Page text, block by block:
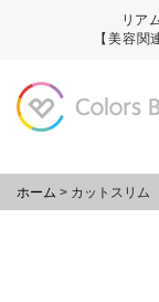
リア
【美容
ホーム > カットスリム